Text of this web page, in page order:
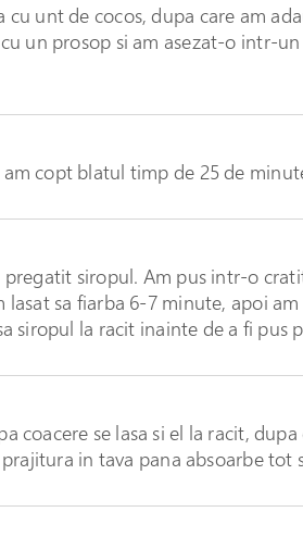
cu unt de cocos, dupa care am
un prosop si am asezat-o intr-
copt blatul timp de 25 de
siropul. Am pus intr-o
lasat sa fiarba 6-7 minute, apoi
siropul la racit inainte de a fi pus
coacere se lasa si el la racit,
in tava pana absoarbe tot